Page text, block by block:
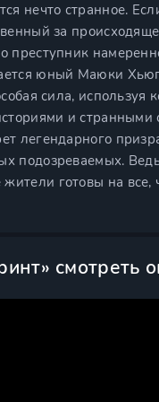
нечто странное.
за
преступник
юный Маюки
сила, используя
и странными
легендарного
подозреваемых.
готовы на все,
смотреть